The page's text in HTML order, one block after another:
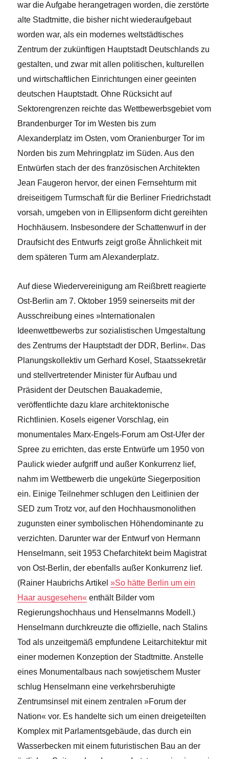
war die Aufgabe herangetragen worden, die zerstörte
alte Stadtmitte, die bisher nicht wiederaufgebaut
worden war, als ein modernes weltstädtisches
Zentrum der zukünftigen Hauptstadt Deutschlands zu
gestalten, und zwar mit allen politischen, kulturellen
und wirtschaftlichen Einrichtungen einer geeinten
deutschen Hauptstadt. Ohne Rücksicht auf
Sektorengrenzen reichte das Wettbewerbsgebiet vom
Brandenburger Tor im Westen bis zum
Alexanderplatz im Osten, vom Oranienburger Tor im
Norden bis zum Mehringplatz im Süden. Aus den
Entwürfen stach der des französischen Architekten
Jean Faugeron hervor, der einen Fernsehturm mit
dreiseitigem Turmschaft für die Berliner Friedrichstadt
vorsah, umgeben von in Ellipsenform dicht gereihten
Hochhäusern. Insbesondere der Schattenwurf in der
Draufsicht des Entwurfs zeigt große Ähnlichkeit mit
dem späteren Turm am Alexanderplatz.
Auf diese Wiedervereinigung am Reißbrett reagierte
Ost-Berlin am 7. Oktober 1959 seinerseits mit der
Ausschreibung eines »Internationalen
Ideenwettbewerbs zur sozialistischen Umgestaltung
des Zentrums der Hauptstadt der DDR, Berlin«. Das
Planungskollektiv um Gerhard Kosel, Staatssekretär
und stellvertretender Minister für Aufbau und
Präsident der Deutschen Bauakademie,
veröffentlichte dazu klare architektonische
Richtlinien. Kosels eigener Vorschlag, ein
monumentales Marx-Engels-Forum am Ost-Ufer der
Spree zu errichten, das erste Entwürfe um 1950 von
Paulick wieder aufgriff und außer Konkurrenz lief,
nahm im Wettbewerb die ungekürte Siegerposition
ein. Einige Teilnehmer schlugen den Leitlinien der
SED zum Trotz vor, auf den Hochhausmonolithen
zugunsten einer symbolischen Höhendominante zu
verzichten. Darunter war der Entwurf von Hermann
Henselmann, seit 1953 Chefarchitekt beim Magistrat
von Ost-Berlin, der ebenfalls außer Konkurrenz lief.
(Rainer Haubrichs Artikel»So hätte Berlin um ein
Haar ausgesehen« enthält Bilder vom
Regierungshochhaus und Henselmanns Modell.)
Henselmann durchkreuzte die offizielle, nach Stalins
Tod als unzeitgemäß empfundene Leitarchitektur mit
einer modernen Konzeption der Stadtmitte. Anstelle
eines Monumentalbaus nach sowjetischem Muster
schlug Henselmann eine verkehrsberuhigte
Zentrumsinsel mit einem zentralen »Forum der
Nation« vor. Es handelte sich um einen dreigeteilten
Komplex mit Parlamentsgebäude, das durch ein
Wasserbecken mit einem futuristischen Bau an der